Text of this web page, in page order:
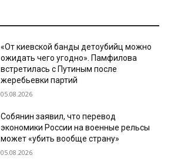
«От киевской банды детоубийц можно
ожидать чего угодно». Памфилова
встретилась с Путиным после
жеребьевки партий
05.08.2026
Собянин заявил, что перевод
экономики России на военные рельсы
может «убить вообще страну»
05.08.2026